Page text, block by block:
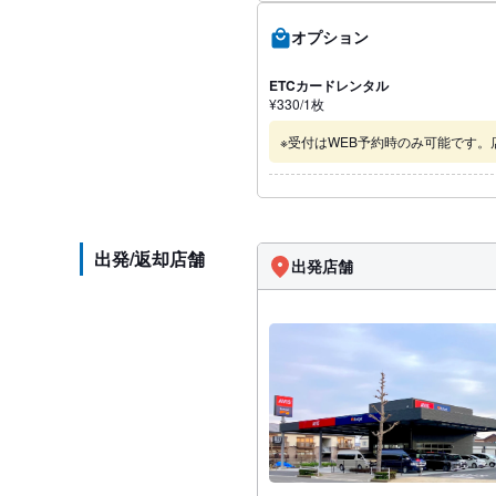
オプション
ETCカードレンタル
¥330/1枚
※受付はWEB予約時のみ可能です
出発/返却店舗 出発店舗